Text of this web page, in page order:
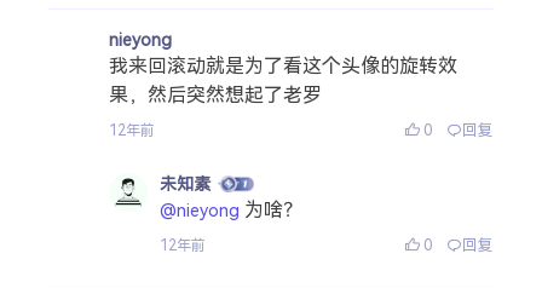
nieyong
我来回滚动就是为了看这个头像的旋转效
果，然后突然想起了老罗
12年前 0 回复
未知素
@nieyong 为啥？
12年前 0 回复